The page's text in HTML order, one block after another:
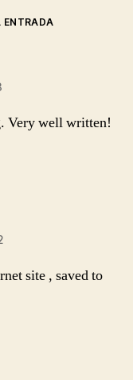
ENTRADA
Very well written!
site , saved to